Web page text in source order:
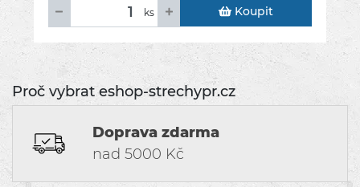
Proč vybrat eshop-strechypr.cz
Doprava zdarma
nad 5000 Kč
ks Koupit